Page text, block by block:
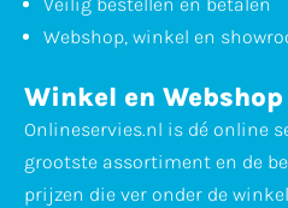
Webshop, winkel en
Winkel en Webshop
Onlineservies.nl is dé online
grootste assortiment en de
prijzen die ver onder de